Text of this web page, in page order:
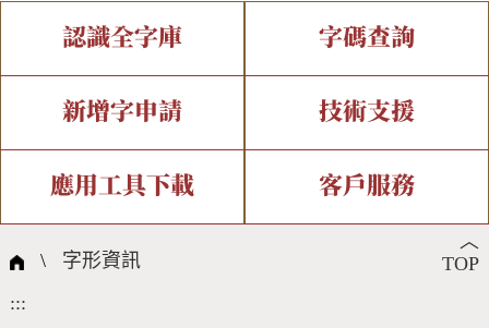
認識全字庫
全字庫介紹 全字庫現況
中文碼介紹 專有名詞介紹
國際字碼相關組織
字碼查詢
IDS查詢 部件查詢
複合查詢 注音查詢
筆畫查詢
新增字申請
新字申請處理流程
技術支援
字形即時顯示 造字解決方案
全字庫授權 轉碼Web Service
應用工具下載
個人電腦造字處理工具
客戶服務
問題集
︿
TOP
\ 字形資訊
:::